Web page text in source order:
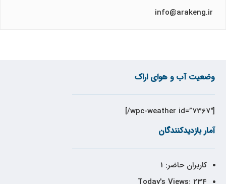
وضعیت آب و هوای اراک
[wpc-weather id=”7367″/]
آمار بازدیدکنندگان
کاربران حاضر: 1